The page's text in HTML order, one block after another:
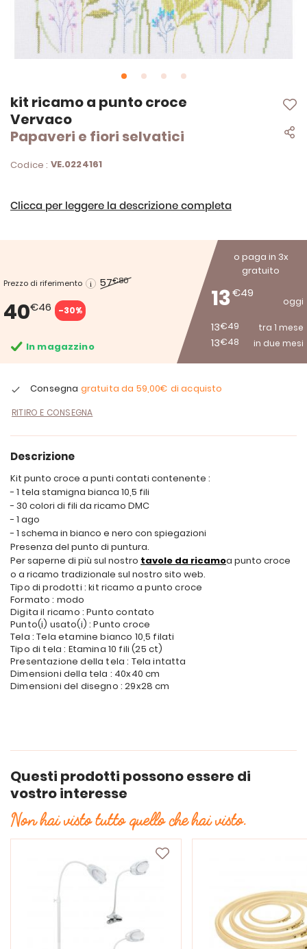
kit ricamo a punto croce
Vervaco
Papaveri e fiori selvatici
Codice : VE.0224161
Clicca per leggere la descrizione completa
Prezzo di riferimento 57€80
40€46 -30%
o paga in 3x
gratuito
13€49
oggi
13€49 tra 1 mese
13€48 in due mesi
In magazzino
Consegna gratuita da 59,00€ di acquisto
RITIRO E CONSEGNA
Vai
all'inizio
della
galleria
immagini
Descrizione
Kit punto croce a punti contati contenente :
- 1 tela stamigna bianca 10,5 fili
- 30 colori di fili da ricamo DMC
- 1 ago
- 1 schema in bianco e nero con spiegazioni
Presenza del punto di puntura.
Per saperne di più sul nostro tavole da ricamoa punto croce
o a ricamo tradizionale sul nostro sito web.
Tipo di prodotti : kit ricamo a punto croce
Formato : modo
Digita il ricamo : Punto contato
Punto(i) usato(i) : Punto croce
Tela : Tela etamine bianco 10,5 filati
Tipo di tela : Etamina 10 fili (25 ct)
Presentazione della tela : Tela intatta
Dimensioni della tela : 40x40 cm
Dimensioni del disegno : 29x28 cm
Questi prodotti possono essere di
vostro interesse
Non hai visto tutto quello che hai visto.